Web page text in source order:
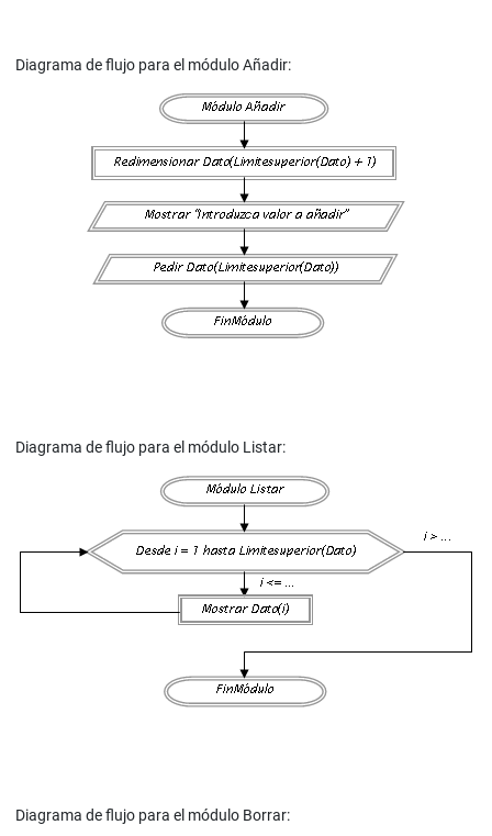
Diagrama de flujo para el módulo Añadir:
Diagrama de flujo para el módulo Listar:
Diagrama de flujo para el módulo Borrar: